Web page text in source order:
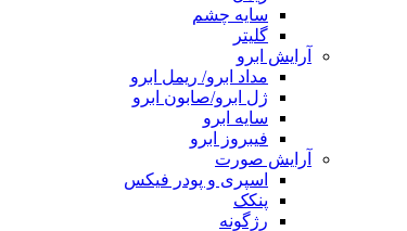
سایه چشم
گلیتر
آرایش ابرو
مداد ابرو/ ریمل ابرو
ژل ابرو/صابون ابرو
سایه ابرو
فیبروز ابرو
آرایش صورت
اسپری و پودر فیکس
پنکک
رژگونه